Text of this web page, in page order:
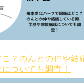
？のんとの仲や結
ついても調査！